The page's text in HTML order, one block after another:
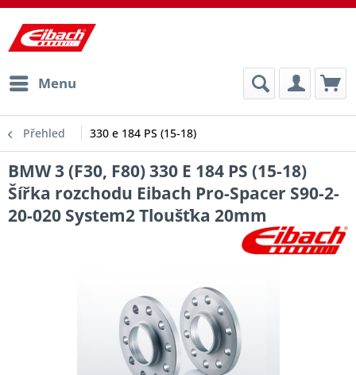
Menu
Přehled 330 e 184 PS (15-18)
BMW 3 (F30, F80) 330 E 184 PS (15-18)
Šířka rozchodu Eibach Pro-Spacer S90-2-
20-020 System2 Tloušťka 20mm